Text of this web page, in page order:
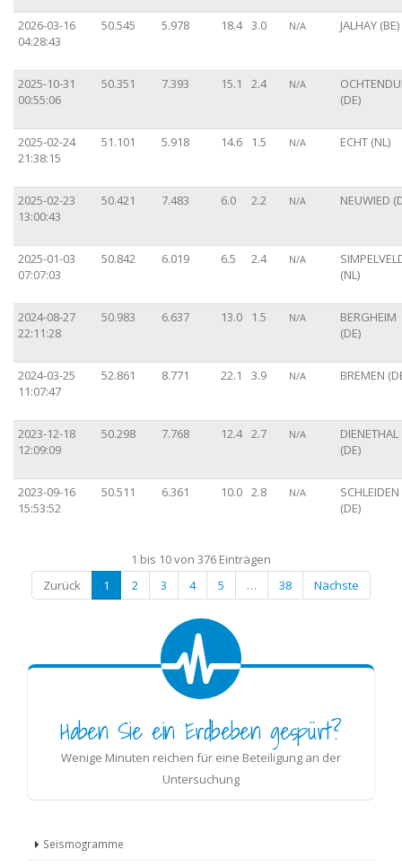
2026-03-16
04:28:43
50.545 5.978 18.4 3.0 N/A JALHAY (BE)
2025-10-31
00:55:06
50.351 7.393 15.1 2.4 N/A
(DE)
2025-02-24
21:38:15
51.101 5.918 14.6 1.5 N/A ECHT (NL)
2025-02-23
13:00:43
50.421 7.483 6.0 2.2 N/A NEUWIED
2025-01-03
07:07:03
50.842 6.019 6.5 2.4 N/A
(NL)
2024-08-27
22:11:28
50.983 6.637 13.0 1.5 N/A
BERGHEIM
(DE)
2024-03-25
11:07:47
52.861 8.771 22.1 3.9 N/A BREMEN
2023-12-18
12:09:09
50.298 7.768 12.4 2.7 N/A
DIENETHAL
(DE)
2023-09-16
15:53:52
50.511 6.361 10.0 2.8 N/A
SCHLEIDEN
(DE)
1 bis 10 von 376 Einträgen
Zurück
1 2 3 4 5 … 38 Nächste
Haben Sie ein Erdbeben gespürt?
Wenige Minuten reichen für eine Beteiligung an der
Untersuchung
Seismogramme